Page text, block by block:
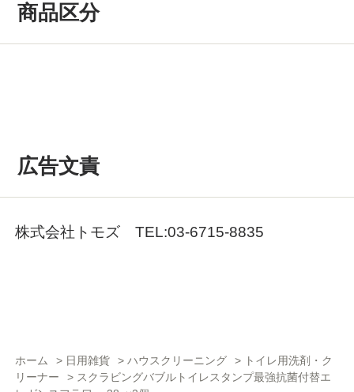
商品区分
広告文責
株式会社トモズ TEL:03-6715-8835
ホーム > 日用雑貨 >ハウスクリーニング > トイレ用洗剤・ク
リーナー
> スクラビングバブルトイレスタンプ最強抗菌付替エ